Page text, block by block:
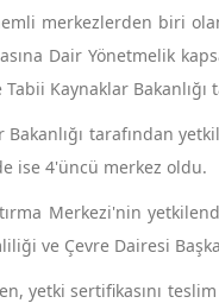
merkezlerden biri
Dair Yönetmelik
Kaynaklar
Bakanlığı tarafından
ise 4'üncü merkez oldu.
Merkezi'nin
ve Çevre Dairesi
yetki sertifikasını